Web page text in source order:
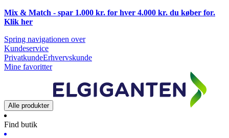
Mix & Match - spar 1.000 kr. for hver 4.000 kr. du køber for.
Klik her
Spring navigationen over
Kundeservice
PrivatkundeErhvervskunde
Mine favoritter
Alle produkter
Find butik